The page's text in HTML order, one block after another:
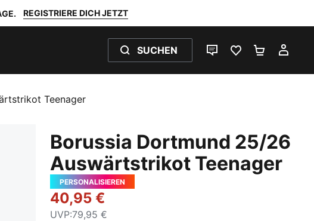
REGISTRIERE DICH JETZT
SUCHEN
LIVE-CHATFAVORITEN 0
Teenager
Borussia Dortmund 25/26
Auswärtstrikot Teenager
PERSONALISIEREN
40,95 €
UVP:79,95 €